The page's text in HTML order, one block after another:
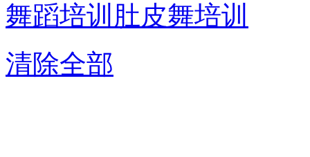
舞蹈培训 肚皮舞培训
清除全部